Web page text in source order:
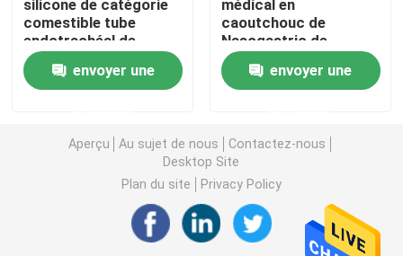
Contact
Demande de soumission
Le caoutchouc de silicone médical
Bouchon en caoutchouc médical
Plongeur en caoutchouc de seringue
silicone de catégorie
comestible tube
endotrachéal de
silicone de 0.25mm à
de 20mmenvoyer une
médical en
caoutchouc de
Nasogastric de
silicone de tube de
silicone d'OEM
envoyer une
Aperçu Au sujet de nous
Contactez-nous
Desktop Site
Plan du site
Privacy Policy